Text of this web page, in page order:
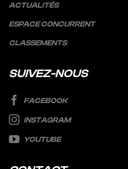
ACTUALITÉS
ESPACE CONCURRENT
CLASSEMENTS
SUIVEZ-NOUS
FACEBOOK
INSTAGRAM
YOUTUBE